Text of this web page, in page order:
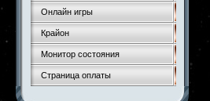
Онлайн игры
Крайон
Монитор состояния
Страница оплаты